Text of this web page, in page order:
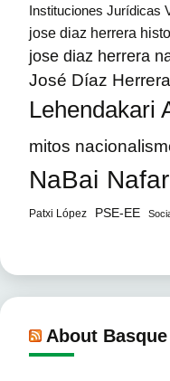
Instituciones Jurídicas
jose diaz herrera
jose diaz herrera
José Díaz Herrera
Lehendakari
mitos
NaBai
Patxi López PSE-EE
About